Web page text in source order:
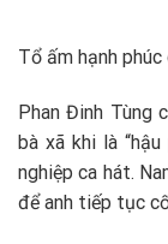
Tổ ấm hạnh
Phan Đinh Tùng
bà xã khi là
nghiệp ca hát.
để anh tiếp tục